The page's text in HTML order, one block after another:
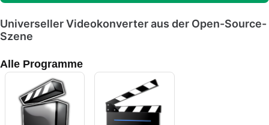
Universeller Videokonverter aus der Open-Source-
Szene
Alle Programme